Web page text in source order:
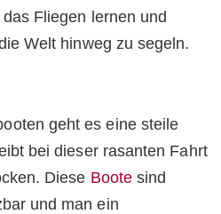
Fliegen lernen und
Welt hinweg zu segeln.
geht es eine steile
bei dieser rasanten Fahrt
Diese Bootesind
und man ein